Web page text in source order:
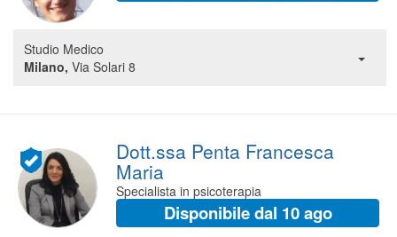
Studio Medico
Milano, Via Solari 8
Dott.ssa Penta Francesca
Maria
Specialista in psicoterapia
Disponibile dal 10 ago